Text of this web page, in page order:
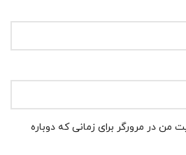
من در مرورگر برای زمانی که دوباره